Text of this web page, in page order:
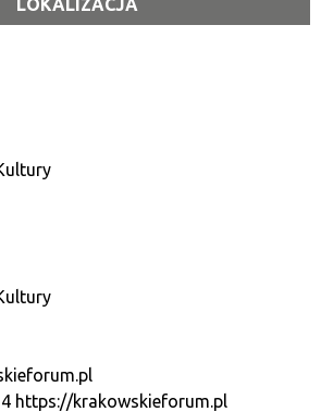
LOKALIZACJA
https://krakowskieforum.pl